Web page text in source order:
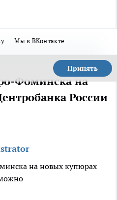
Мы в ВКонтакте
Принять
Фоминска на
России